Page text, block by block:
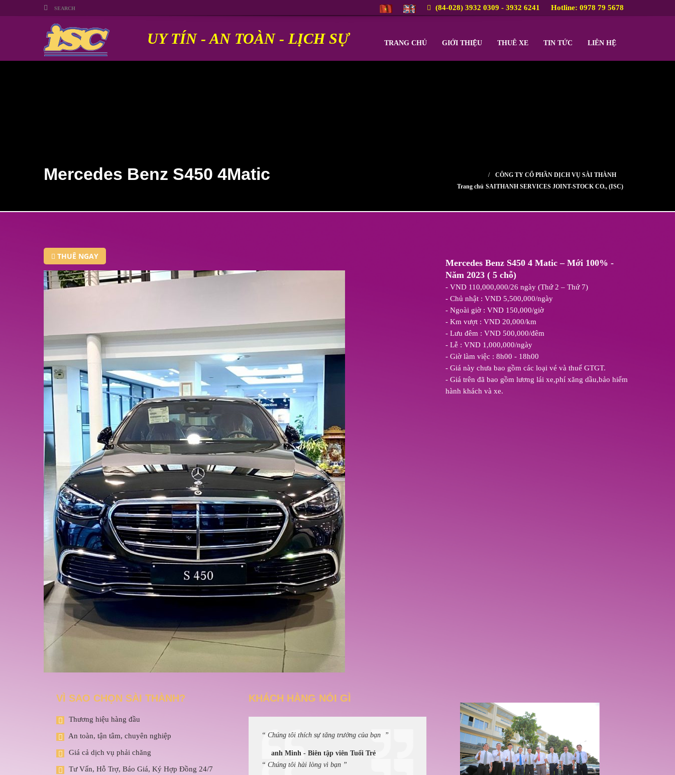
(84-028) 3932 0309 - 3932 6241 Hotline: 0978 79 5678
UY TÍN - AN TOÀN - LỊCH SỰ TRANG CHỦ GIỚI THIỆU THUÊ XE TIN TỨC LIÊN HỆ
Mercedes Benz S450 4Matic
Trang chủ
CÔNG TY CỔ PHẦN DỊCH VỤ SÀI THÀNH
SAITHANH SERVICES JOINT-STOCK CO., (ISC)
THUÊ NGAY
Mercedes Benz S450 4 Matic – Mới 100% -
Năm 2023 ( 5 chỗ)
- VND 110,000,000/26 ngày (Thứ 2 – Thứ 7)
- Chủ nhật : VND 5,500,000/ngày
- Ngoài giờ : VND 150,000/giờ
- Km vượt : VND 20,000/km
- Lưu đêm : VND 500,000/đêm
- Lễ : VND 1,000,000/ngày
- Giờ làm việc : 8h00 - 18h00
- Giá này chưa bao gồm các loại vé và thuế GTGT.
- Giá trên đã bao gồm lương lái xe,phí xăng dầu,bảo hiểm
hành khách và xe.
VÌ SAO CHỌN SÀI THÀNH?
Thương hiệu hàng đầu
An toàn, tận tâm, chuyên nghiệp
Giá cả dịch vụ phải chăng
Tư Vấn, Hỗ Trợ, Báo Giá, Ký Hợp Đồng 24/7
KHÁCH HÀNG NÓI GÌ
“ Chúng tôi thích sự tăng trưởng của bạn ”
anh Minh - Biên tập viên Tuổi Trẻ
“ Chúng tôi hài lòng vì bạn ”